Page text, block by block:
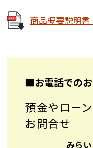
商品概要説明書
■お電話での
預金やロー
お問合せ
みら